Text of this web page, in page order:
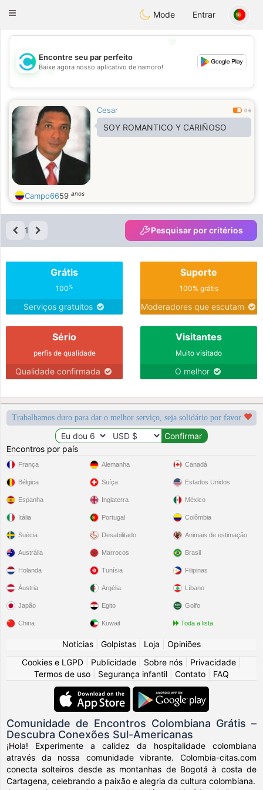
olombiaCitas
Toggle
Mode Entrar
💖
💕
Encontre seu par perfeito
Baixe agora nosso aplicativo de namoro!
Cesar 0.6
SOY ROMANTICO Y CARIÑOSO
Campo6659 anos
1 Pesquisar por critérios
Grátis
100%
Serviços gratuitos
Suporte
100% grátis
Moderadores que escutam
Sério
perfis de qualidade
Qualidade confirmada
Visitantes
Muito visitado
O melhor
Trabalhamos duro para dar o melhor serviço, seja solidário por favor
Encontros por país
França
Bélgica
Espanha
Itália
Suécia
Alemanha
Suíça
Inglaterra
Portugal
Desabilitado
Canadá
Estados Unidos
México
Colômbia
Animais de estimação
Austrália
Holanda
Áustria
Japão
China
Marrocos
Tunísia
Argélia
Egito
Kuwait
Brasil
Filipinas
Líbano
Golfo
Toda a lista
Notícias Golpistas Loja
Opiniões
Cookies e LGPD
Publicidade Sobre nós Privacidade
Termos de uso
Segurança infantil Contato FAQ
Comunidade de Encontros Colombiana Grátis –
Descubra Conexões Sul-Americanas
¡Hola! Experimente a calidez da hospitalidade colombiana
através da nossa comunidade vibrante. Colombia-citas.com
conecta solteiros desde as montanhas de Bogotá à costa de
Cartagena, celebrando a paixão e alegria da cultura colombiana.